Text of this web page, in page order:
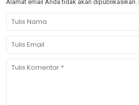
Alamat email Anda tidak akan dipublikasikan.